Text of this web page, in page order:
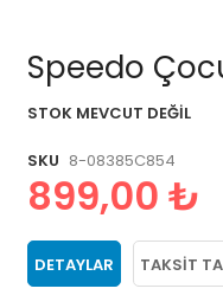
Speedo
STOK MEVCUT DEĞIL
SKU 8-08385C854
899,00 ₺
DETAYLAR TAKSIT
Resim
galerisinin
başlangıcına